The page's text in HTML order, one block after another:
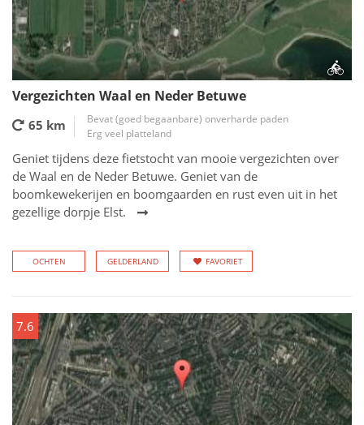
Vergezichten Waal en Neder Betuwe
65 km
Bevat (goed begaanbare) onverharde paden
Erg veel platteland
Geniet tijdens deze fietstocht van mooie vergezichten over
de Waal en de Neder Betuwe. Geniet van de
boomkewekerijen en boomgaarden en rust even uit in het
gezellige dorpje Elst.
OCHTEN GELDERLAND FAVORIET
7.6